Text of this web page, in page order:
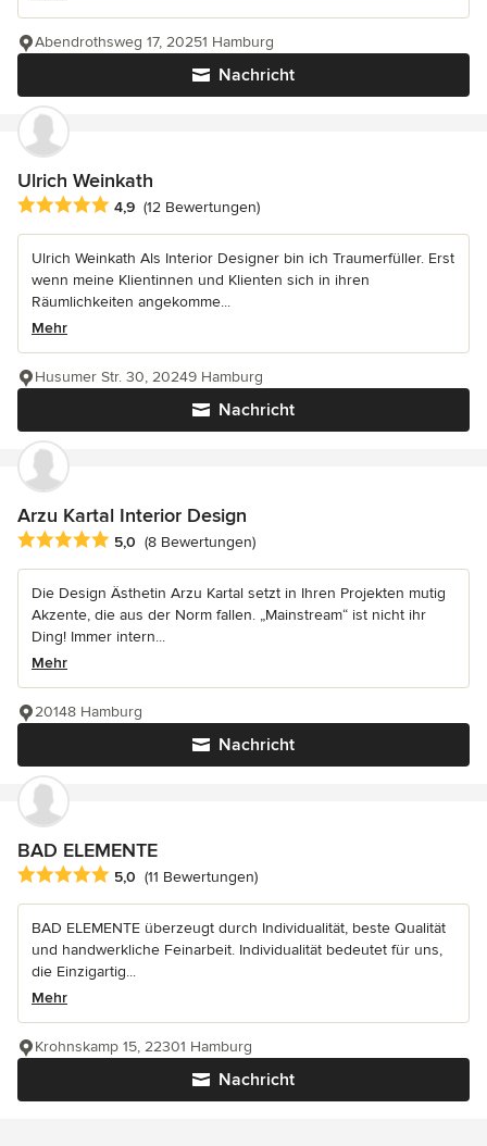
Nachricht
Abendrothsweg 17, 20251 Hamburg
Ulrich Weinkath
Durchschnittliche Bewertung: 4.9 von 5 Sternen
4,9 (12 Bewertungen)
Ulrich Weinkath Als Interior Designer bin ich Traumerfüller. Erst
wenn meine Klientinnen und Klienten sich in ihren
Räumlichkeiten angekomme...
Mehr
Nachricht
Husumer Str. 30, 20249 Hamburg
Arzu Kartal Interior Design
Durchschnittliche Bewertung: 5 von 5 Sternen
5,0 (8 Bewertungen)
Die Design Ästhetin Arzu Kartal setzt in Ihren Projekten mutig
Akzente, die aus der Norm fallen. „Mainstream“ ist nicht ihr
Ding! Immer intern...
Mehr
Nachricht
20148 Hamburg
BAD ELEMENTE
Durchschnittliche Bewertung: 5 von 5 Sternen
5,0 (11 Bewertungen)
BAD ELEMENTE überzeugt durch Individualität, beste Qualität
und handwerkliche Feinarbeit. Individualität bedeutet für uns,
die Einzigartig...
Mehr
Nachricht
Krohnskamp 15, 22301 Hamburg